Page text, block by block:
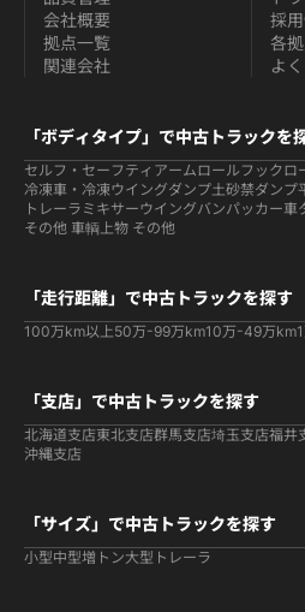
会社概要
拠点一覧
関連会社
採
各
よ
「ボディタイプ」で中古トラックを
セルフ・セーフティ アームロールフックロ
冷凍車・冷凍ウイングダンプ土砂禁ダンプ
トレーラ ミキサーウイングバンパッカー車
その他 車輌上物 その他
「走行距離」で中古トラックを探す
100万km以上50万-99万km10万-49万km
「支店」で中古トラックを探す
北海道支店東北支店群馬支店埼玉支店福井
沖縄支店
「サイズ」で中古トラックを探す
小型中型増トン大型 トレーラ